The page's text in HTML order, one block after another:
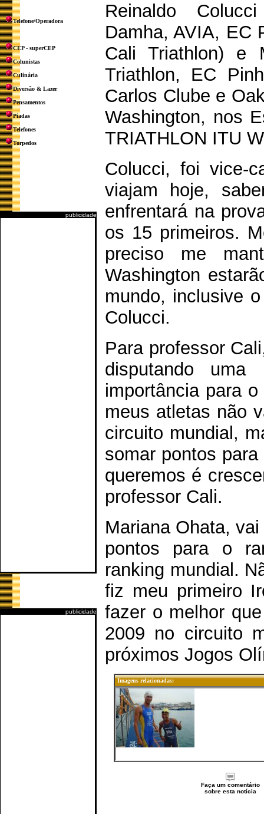
Telefone/Operadora
CEP - superCEP
Colunistas
Culinária
Diversão & Lazer
Pensamentos
Piadas
Telefones
Torpedos
publicidade
publicidade
Reinaldo
Damha, AVIA, EC
Cali Triathlon) e
Triathlon, EC
Carlos Clube e
Washington, nos
TRIATHLON ITU
Colucci, foi vice-
viajam hoje,
enfrentará na
os 15 primeiros.
preciso me
Washington
mundo, inclusive
Colucci.
Para professor
disputando
importância para
meus atletas não
circuito mundial,
somar pontos
queremos é
professor Cali.
Mariana Ohata,
pontos para o
ranking mundial.
fiz meu primeiro
fazer o melhor
2009 no circuito
próximos Jogos
Imagens relacionadas:
Faça um comentário
sobre esta notícia